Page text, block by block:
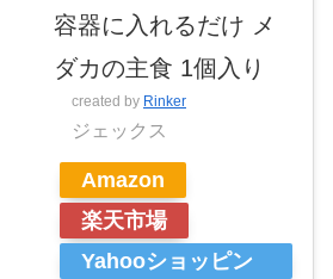
容器に入れるだけ メ
ダカの主食 1個入り
created by Rinker
ジェックス
Amazon
楽天市場
Yahooショッピン